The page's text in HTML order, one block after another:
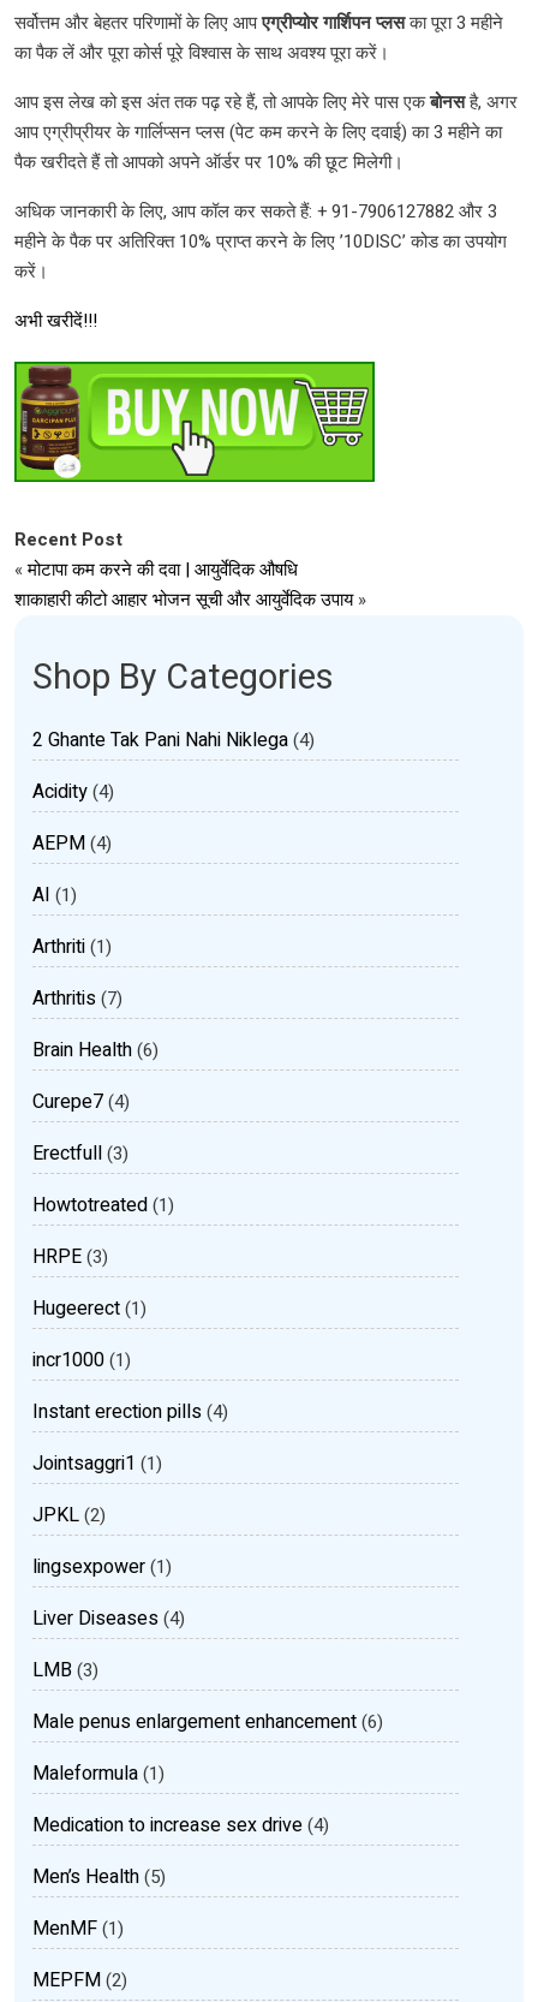
सर्वोत्तम और बेहतर परिणामों के लिए आपएग्रीप्योरगार्शिपन प्लसका पूरा 3 महीने
का पैक लें और पूरा कोर्स पूरे विश्वास के साथ अवश्य पूरा करें।
आप इस लेख को इस अंत तक पढ़ रहे हैं, तो आपके लिए मेरे पास एकबोनसहै, अगर
आप एग्रीप्रीयर के गार्लिप्सन प्लस (पेट कम करने के लिए दवाई) का 3 महीने का
पैक खरीदते हैं तो आपको अपने ऑर्डर पर 10% की छूट मिलेगी।
अधिक जानकारी के लिए, आप कॉल कर सकते हैं: + 91-7906127882 और 3
महीने के पैक पर अतिरिक्त 10% प्राप्त करने के लिए ’10DISC’ कोड का उपयोग
करें।
अभी खरीदें!!!
Recent Post
«मोटापा कम करने की दवा | आयुर्वेदिक औषधि
शाकाहारी कीटो आहार भोजन सूची और आयुर्वेदिक उपाय»
Shop By Categories
2 Ghante Tak Pani Nahi Niklega(4)
Acidity(4)
AEPM(4)
AI (1)
Arthriti(1)
Arthritis(7)
Brain Health(6)
Curepe7(4)
Erectfull(3)
Howtotreated(1)
HRPE(3)
Hugeerect(1)
incr1000(1)
Instant erection pills(4)
Jointsaggri1 (1)
JPKL(2)
lingsexpower(1)
Liver Diseases(4)
LMB(3)
Male penus enlargement enhancement(6)
Maleformula(1)
Medication to increase sex drive(4)
Men’s Health(5)
MenMF(1)
MEPFM(2)